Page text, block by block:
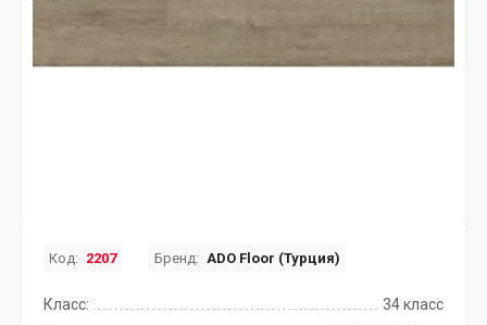
Код: 2207 Бренд: ADO Floor (Турция)
Класс:
34 класс